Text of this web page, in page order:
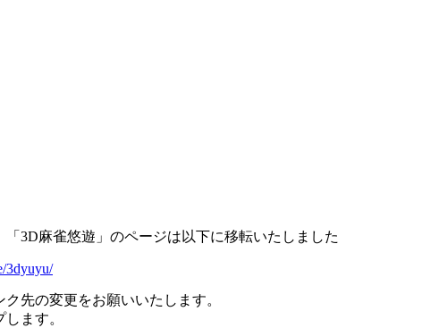
3D麻雀悠遊」のページは以下に移転いたしました
3dyuyu/
先の変更をお願いいたします。
ます。